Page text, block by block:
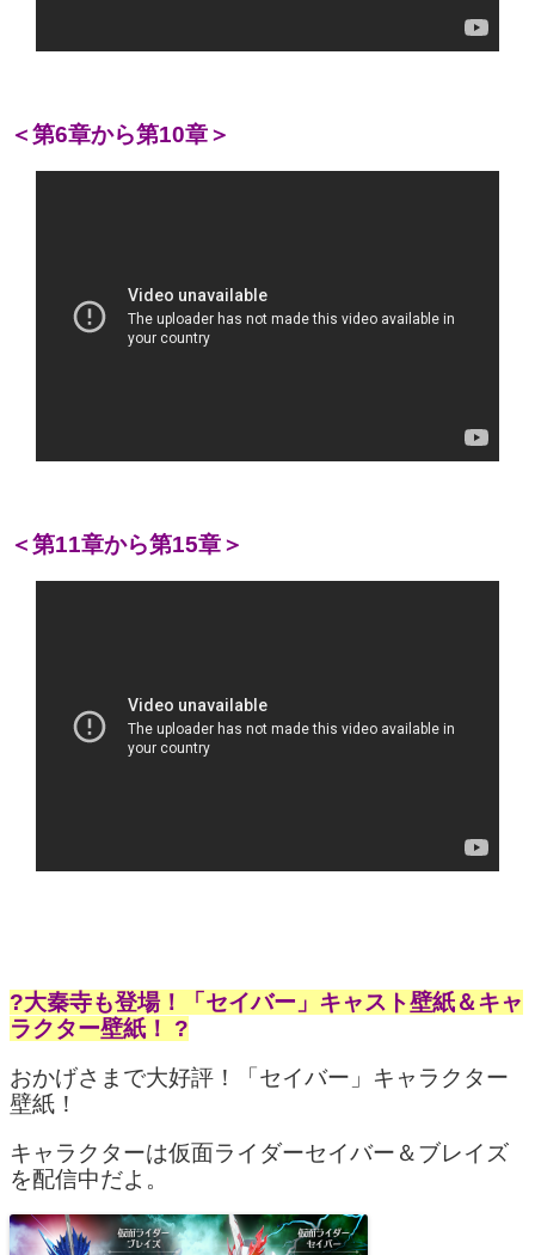
＜第6章から第10章＞
＜第11章から第15章＞
?大秦寺も登場！「セイバー」キャスト壁紙＆キャ
ラクター壁紙！ ?
おかげさまで大好評！「セイバー」キャラクター
壁紙！
キャラクターは仮面ライダーセイバー＆ブレイズ
を配信中だよ。